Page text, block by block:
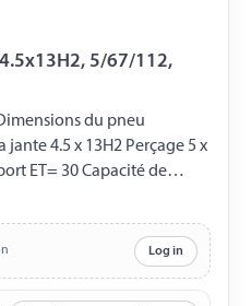
5/67/112,
du pneu
4.5 x 13H2 Perçage 5 x
ET= 30 Capacité de
Log in